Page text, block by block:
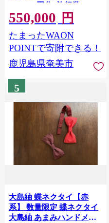
(150,000円分) 旅行券
A188-003
550,000 円
たまったWAON
POINTで寄附できる！
鹿児島県奄美市
5
大島紬 蝶ネクタイ【赤
系】 数量限定 蝶ネクタイ
大島紬 あまみハンドメイ